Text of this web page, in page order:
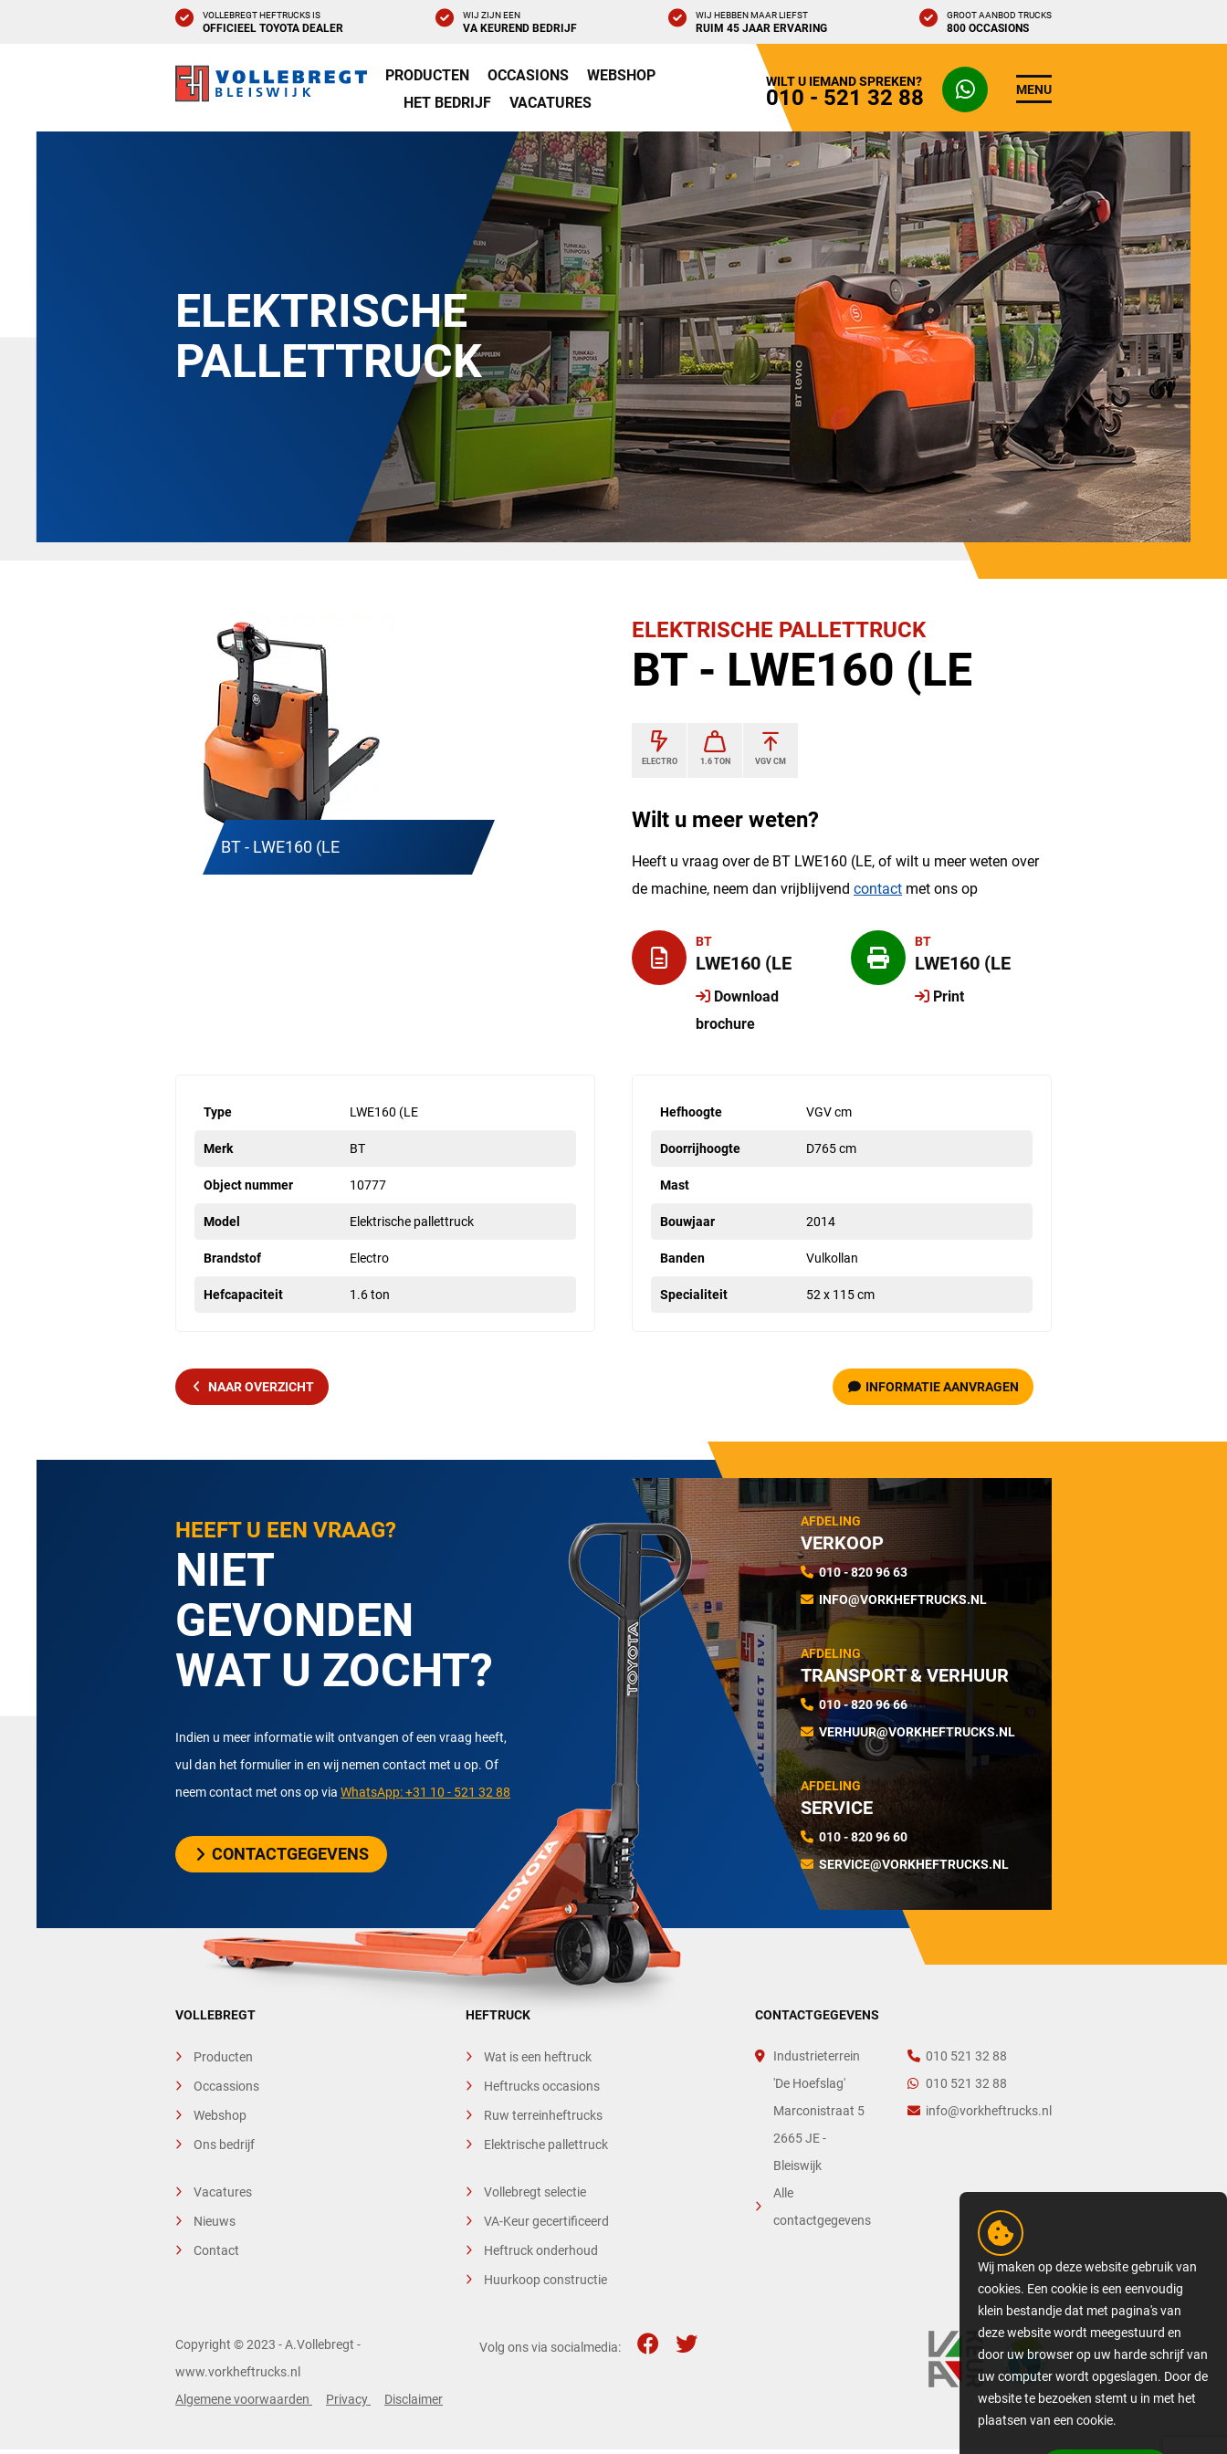
VOLLEBREGT HEFTRUCKS IS
OFFICIEEL TOYOTA DEALER
WIJ ZIJN EEN
VA KEUREND BEDRIJF
WIJ HEBBEN MAAR LIEFST
RUIM 45 JAAR ERVARING
GROOT AANBOD TRUCKS
800 OCCASIONS
PRODUCTEN OCCASIONS
WEBSHOP
HET BEDRIJF
VACATURES
WILT U IEMAND SPREKEN?
010 - 521 32 88 MENU
ELEKTRISCHE
PALLETTRUCK
BT - LWE160 (LE
ELEKTRISCHE PALLETTRUCK
BT - LWE160 (LE
ELECTRO 1.6 TON VGV CM
Wilt u meer weten?
Heeft u vraag over de BT LWE160 (LE, of wilt u meer weten over
de machine, neem dan vrijblijvend contact met ons op
BT
LWE160 (LE
Download
brochure
BT
LWE160 (LE
Print
Type LWE160 (LE
Merk BT
Object nummer 10777
Model Elektrische pallettruck
Brandstof Electro
Hefcapaciteit 1.6 ton
Hefhoogte VGV cm
Doorrijhoogte D765 cm
Mast
Bouwjaar 2014
Banden Vulkollan
Specialiteit 52 x 115 cm
NAAR OVERZICHT INFORMATIE AANVRAGEN
HEEFT U EEN VRAAG?
NIET
GEVONDEN
WAT U ZOCHT?
Indien u meer informatie wilt ontvangen of een vraag heeft,
vul dan het formulier in en wij nemen contact met u op. Of
neem contact met ons op via WhatsApp: +31 10 - 521 32 88
CONTACTGEGEVENS
AFDELING
VERKOOP
010 - 820 96 63
INFO@VORKHEFTRUCKS.NL
AFDELING
TRANSPORT & VERHUUR
010 - 820 96 66
VERHUUR@VORKHEFTRUCKS.NL
AFDELING
SERVICE
010 - 820 96 60
SERVICE@VORKHEFTRUCKS.NL
VOLLEBREGT
Producten
Occassions
Webshop
Ons bedrijf
Vacatures
Nieuws
Contact
HEFTRUCK
Wat is een heftruck
Heftrucks occasions
Ruw terreinheftrucks
Elektrische pallettruck
Vollebregt selectie
VA-Keur gecertificeerd
Heftruck onderhoud
Huurkoop constructie
CONTACTGEGEVENS
Industrieterrein
'De Hoefslag'
Marconistraat 5
2665 JE -
Bleiswijk
Alle
contactgegevens
010 521 32 88
010 521 32 88
info@vorkheftrucks.nl
Copyright © 2023 - A.Vollebregt -
www.vorkheftrucks.nl
Algemene voorwaarden
Privacy Disclaimer
Volg ons via socialmedia:
Wij maken op deze website gebruik van
cookies. Een cookie is een eenvoudig
klein bestandje dat met pagina's van
deze website wordt meegestuurd en
door uw browser op uw harde schrijf van
uw computer wordt opgeslagen. Door de
website te bezoeken stemt u in met het
plaatsen van een cookie.